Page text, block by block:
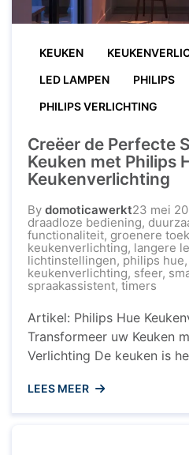
KEUKEN
LED LAMPEN
PHILIPS
PHILIPS VERLICHTING
Creëer de Perfecte
Keuken met Philips
Keukenverlichting
By domoticawerkt23 mei
draadloze bediening,
functionaliteit, groenere
keukenverlichting, langere
lichtinstellingen, philips hue,
keukenverlichting, sfeer,
spraakassistent, timers
Artikel: Philips Hue
Transformeer uw Keuken
Verlichting De keuken is
genieten van kostbare
vrienden. Met Philips Hue
LEES MEER